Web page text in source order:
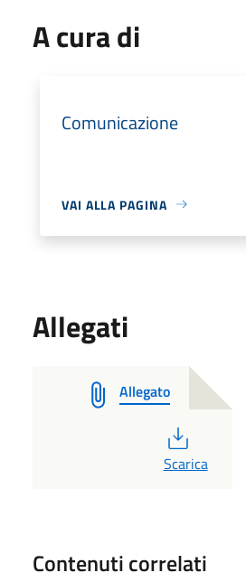
A cura di
Comunicazione
VAI ALLA PAGINA
Allegati
Allegato
PDF
Scarica
Contenuti correlati